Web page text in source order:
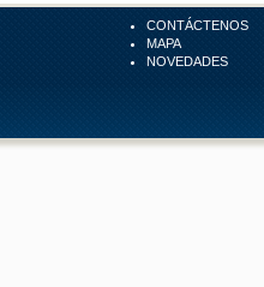
CONTÁCTENOS
MAPA
NOVEDADES